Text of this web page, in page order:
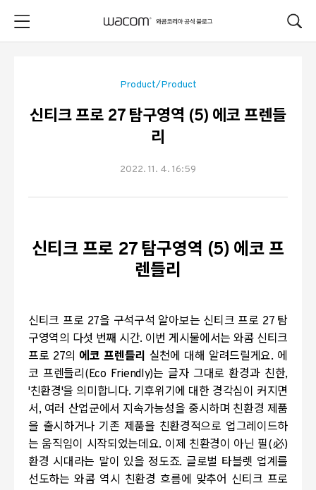
Product/Product
신티크 프로 27 탐구영역 (5) 에코 프렌들
리
2022. 11. 4. 16:59
신티크 프로 27 탐구영역 (5) 에코 프
렌들리
신티크 프로 27을 구석구석 알아보는 신티크 프로 27 탐
구영역의 다섯 번째 시간. 이번 게시물에서는 와콤 신티크
프로 27의 에코 프렌들리 실천에 대해 알려드릴게요. 에
코 프렌들리(Eco Friendly)는 글자 그대로 환경과 친한,
'친환경'을 의미합니다. 기후위기에 대한 경각심이 커지면
서, 여러 산업군에서 지속가능성을 중시하며 친환경 제품
을 출시하거나 기존 제품을 친환경적으로 업그레이드하
는 움직임이 시작되었는데요. 이제 친환경이 아닌 필(必)
환경 시대라는 말이 있을 정도죠. 글로벌 타블렛 업계를
선도하는 와콤 역시 친환경 흐름에 맞추어 신티크 프로